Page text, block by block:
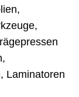
Laminatoren